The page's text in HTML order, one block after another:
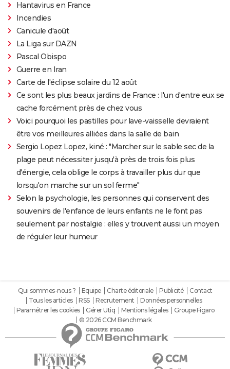
Hantavirus en France
Incendies
Canicule d'août
La Liga sur DAZN
Pascal Obispo
Guerre en Iran
Carte de l'éclipse solaire du 12 août
Ce sont les plus beaux jardins de France : l'un d'entre eux se
cache forcément près de chez vous
Voici pourquoi les pastilles pour lave-vaisselle devraient
être vos meilleures alliées dans la salle de bain
Sergio Lopez Lopez, kiné : "Marcher sur le sable sec de la
plage peut nécessiter jusqu'à près de trois fois plus
d'énergie, cela oblige le corps à travailler plus dur que
lorsqu'on marche sur un sol ferme"
Selon la psychologie, les personnes qui conservent des
souvenirs de l'enfance de leurs enfants ne le font pas
seulement par nostalgie : elles y trouvent aussi un moyen
de réguler leur humeur
Qui sommes-nous ? Equipe Charte éditoriale Publicité
Contact
Tous les articles
RSS Recrutement
Données personnelles
Paramétrer les cookies
Gérer Utiq Mentions légales
Groupe Figaro
© 2026 CCM Benchmark